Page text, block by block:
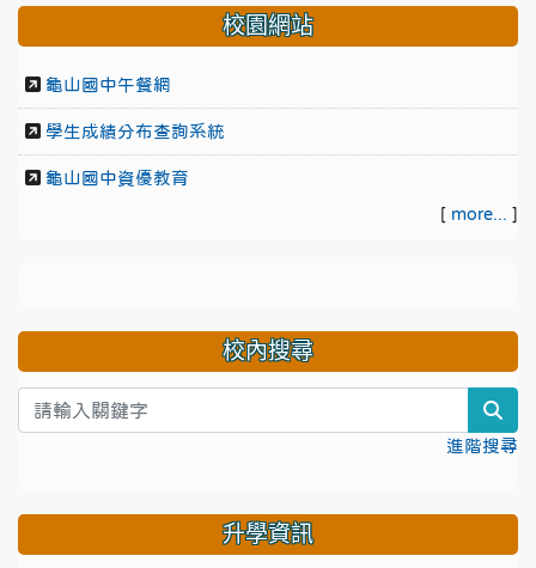
校園網站
龜山國中午餐網
學生成績分布查詢系統
龜山國中資優教育
[ more... ]
校內搜尋
進階搜尋
升學資訊